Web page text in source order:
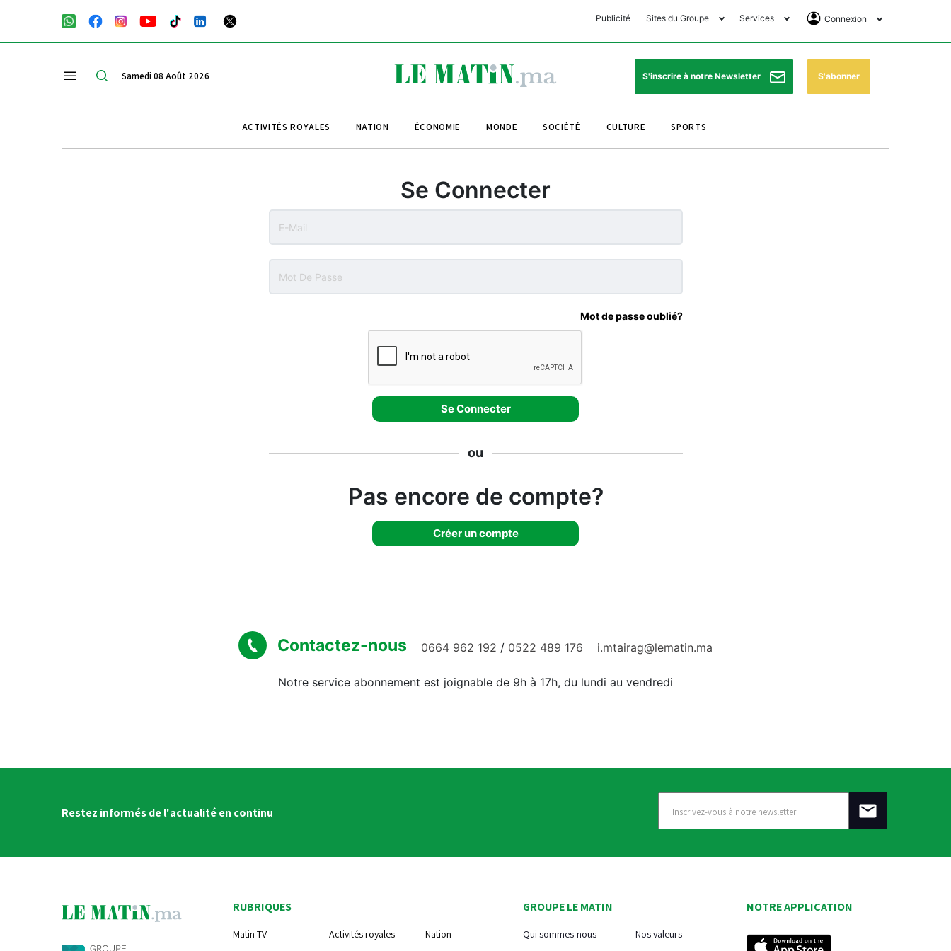
Publicité Sites du Groupe
Club Avantages
Le Matin Sports
Le Matin Store
Services
Horaires de prières
Pharmacies de garde
Programme TV
Connexion
Se Connecter
Abonnement
Samedi 08 Août 2026 S'inscrire à notre Newsletter S'abonner
ACTIVITÉS ROYALES NATION ÉCONOMIE MONDE SOCIÉTÉ CULTURE SPORTS
Se Connecter
Mot de passe oublié?
ou
Pas encore de compte?
Créer un compte
Contactez-nous 0664 962 192 / 0522 489 176 i.mtairag@lematin.ma
Notre service abonnement est joignable de 9h à 17h, du lundi au vendredi
Restez informés de l'actualité en continu
RUBRIQUES
Matin TV Activités royales
Nation
GROUPE LE MATIN
Qui sommes-nous Nos valeurs
NOTRE APPLICATION